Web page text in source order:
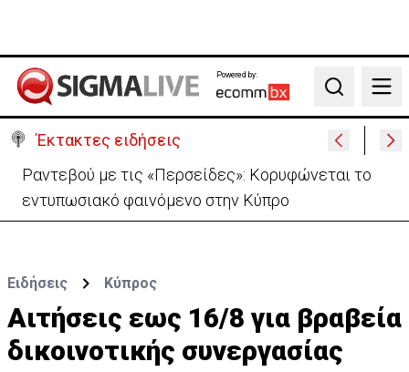
Powered by:
Search
Έκτακτες ειδήσεις
Σεισμός 7,4 Ρίχτερ στην Κολομβία: Τουλάχιστον
111 οι νεκροί-Κατέρρευσαν κτίρια
Ειδήσεις Κύπρος
Αιτήσεις εως 16/8 για βραβεία
δικοινοτικής συνεργασίας